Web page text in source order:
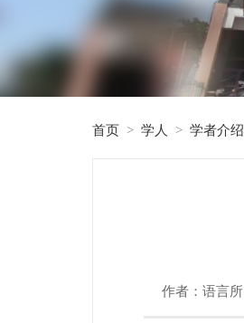
首页 > 学人 > 学者介绍
作者：语言所